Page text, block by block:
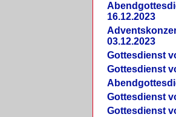
16.12.2023
03.12.2023
Gottesdienst
Gottesdienst
Gottesdienst
Gottesdienst